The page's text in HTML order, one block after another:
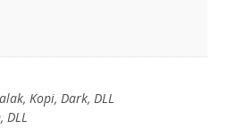
Kopi, Dark, DLL
DLL